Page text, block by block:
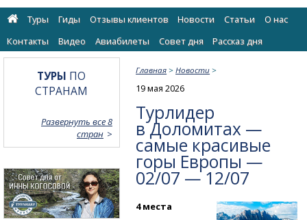
Туры Гиды Отзывы клиентов Новости Статьи
О нас
Контакты
Видео Авиабилеты Cовет дня Рассказ дня
Главная >Новости >
19 мая 2026
Турлидер
в Доломитах —
самые красивые
горы Европы —
02/07 — 12/07
4 места
ТУРЫ ПО
СТРАНАМ
Развернуть все 8
стран